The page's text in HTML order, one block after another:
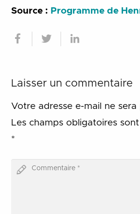
Source : Programme de
Laisser un commentaire
Votre adresse e-mail ne sera
Les champs obligatoires
*